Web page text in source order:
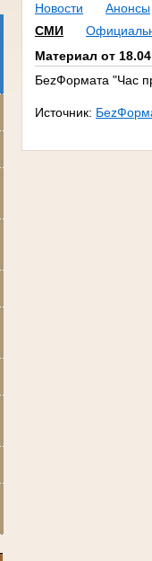
Новости Анонсы
СМИ
Материал от
БеzФормата "Час
Источник: